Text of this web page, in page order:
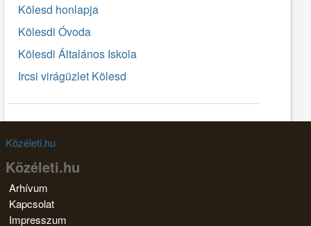
Kölesd honlapja
Kölesdi Óvoda
Kölesdi Általános Iskola
Ircsi virágüzlet Kölesd
Közéleti.hu
Közéleti.hu
Arhívum
Kapcsolat
Impresszum